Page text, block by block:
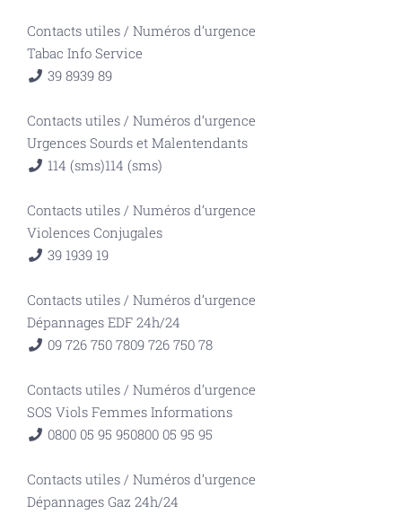
Contacts utiles / Numéros d’urgence
Tabac Info Service
39 8939 89
Contacts utiles / Numéros d’urgence
Urgences Sourds et Malentendants
114 (sms)114 (sms)
Contacts utiles / Numéros d’urgence
Violences Conjugales
39 1939 19
Contacts utiles / Numéros d’urgence
Dépannages EDF 24h/24
09 726 750 7809 726 750 78
Contacts utiles / Numéros d’urgence
SOS Viols Femmes Informations
0800 05 95 950800 05 95 95
Contacts utiles / Numéros d’urgence
Dépannages Gaz 24h/24